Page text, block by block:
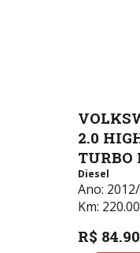
2.0
TURBO
Diesel
Ano:
Km:
R$